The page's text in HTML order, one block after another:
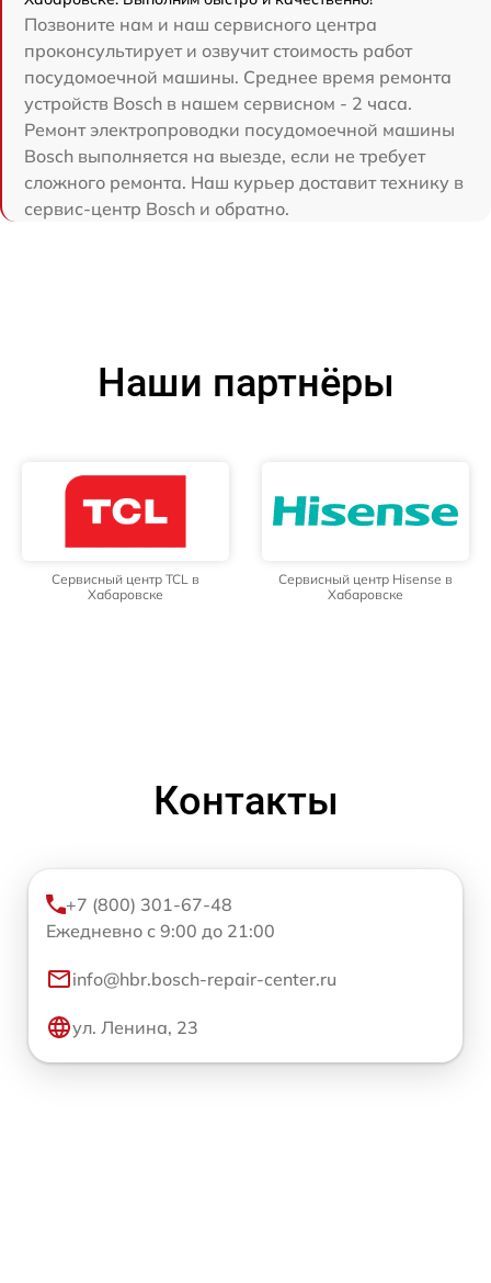
Позвоните нам и наш сервисного центра
проконсультирует и озвучит стоимость работ
посудомоечной машины. Среднее время ремонта
устройств Bosch в нашем сервисном - 2 часа.
Ремонт электропроводки посудомоечной машины
Bosch выполняется на выезде, если не требует
сложного ремонта. Наш курьер доставит технику в
сервис-центр Bosch и обратно.
Наши партнёры
Сервисный центр TCL в
Хабаровске
Сервисный центр Hisense в
Хабаровске
Контакты
+7 (800) 301-67-48
Ежедневно с 9:00 до 21:00
info@hbr.bosch-repair-center.ru
ул. Ленина, 23